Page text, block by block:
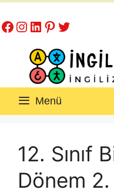
atla
Facebook
Instagram
LinkedIn
Pinterest
Twitter
Menü
12. Sınıf
Dönem 2.